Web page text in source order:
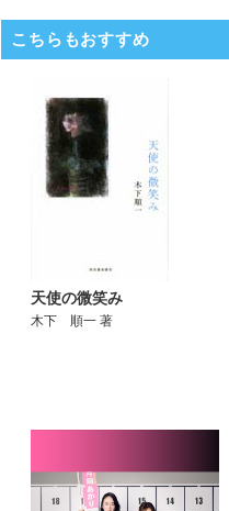
こちらもおすすめ
天使の微笑み
木下 順一 著